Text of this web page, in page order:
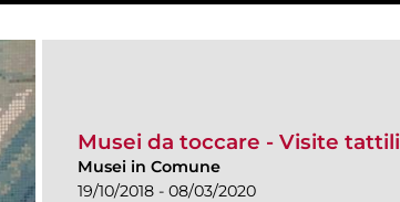
Musei da toccare - Visite tattili
Musei in Comune
19/10/2018 - 08/03/2020